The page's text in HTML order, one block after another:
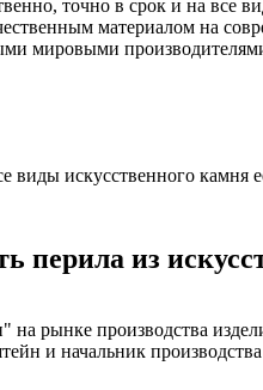
точно в срок и на все
материалом на
мировыми
виды искусственного камня
перила из
рынке производства
и начальник